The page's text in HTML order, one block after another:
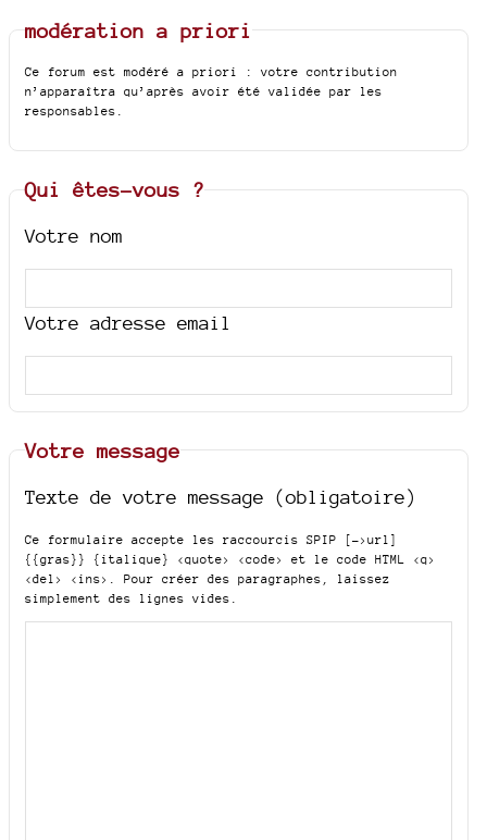
modération a priori
Ce forum est modéré a priori : votre contribution
n’apparaîtra qu’après avoir été validée par les
responsables.
Qui êtes-vous ?
Votre nom
Votre adresse email
Votre message
Texte de votre message (obligatoire)
Ce formulaire accepte les raccourcis SPIP
[->url]
{{gras}} {italique} <quote> <code>
et le code HTML <q>
<del> <ins> . Pour créer des paragraphes, laissez
simplement des lignes vides.